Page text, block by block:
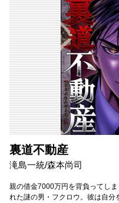
裏道不動産
滝島一統/森本尚司
親の借金7000万円を背負ってし
れた謎の男・フクロウ。彼は自分